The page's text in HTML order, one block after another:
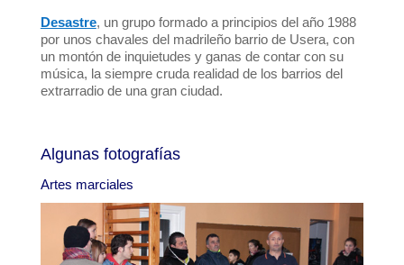
Desastre, un grupo formado a principios del año 1988
por unos chavales del madrileño barrio de Usera, con
un montón de inquietudes y ganas de contar con su
música, la siempre cruda realidad de los barrios del
extrarradio de una gran ciudad.
Algunas fotografías
Artes marciales